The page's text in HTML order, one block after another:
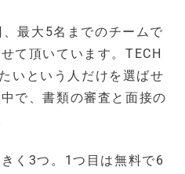
最大5名までのチームで
て頂いています。TECH
いという人だけを選ばせ
で、書類の審査と面接の
く3つ。1つ目は無料で6